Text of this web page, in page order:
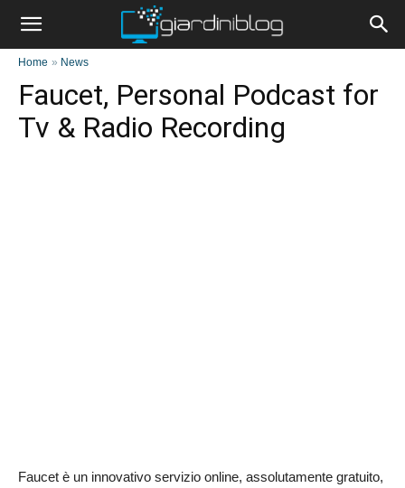
Home » News
Faucet, Personal Podcast for
Tv & Radio Recording
Faucet è un innovativo servizio online, assolutamente gratuito,